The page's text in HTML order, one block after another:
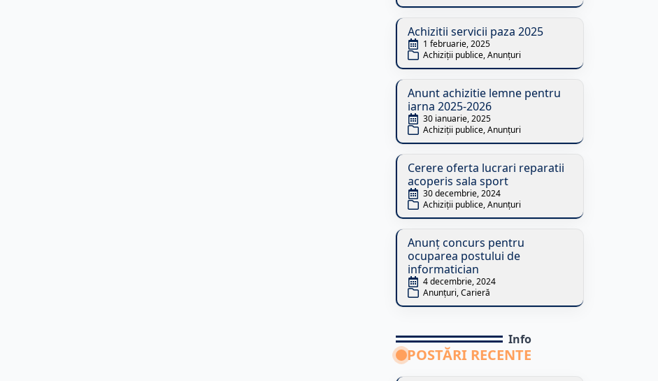
Achizitii servicii paza 2025
1 februarie, 2025
Achiziții publice Anunțuri
Anunt achizitie lemne pentru
iarna 2025-2026
30 ianuarie, 2025
Achiziții publice Anunțuri
Cerere oferta lucrari reparatii
acoperis sala sport
30 decembrie, 2024
Achiziții publice Anunțuri
Anunț concurs pentru
ocuparea postului de
informatician
4 decembrie, 2024
Anunțuri Carieră
Info
POSTĂRI RECENTE